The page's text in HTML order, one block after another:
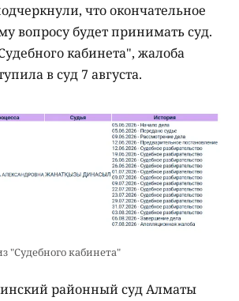
что окончательное
вопросу будет принимать суд.
кабинета", жалоба
в суд 7 августа.
"Судебного кабинета"
районный суд Алматы